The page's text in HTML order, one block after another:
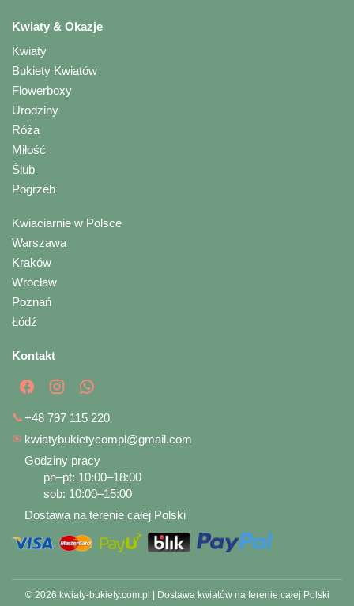
Kwiaty & Okazje
Kwiaty
Bukiety Kwiatów
Flowerboxy
Urodziny
Róża
Miłość
Ślub
Pogrzeb
Kwiaciarnie w Polsce
Warszawa
Kraków
Wrocław
Poznań
Łódź
Kontakt
📞+48 797 115 220
✉ kwiatybukietycompl@gmail.com
Godziny pracy
pn–pt: 10:00–18:00
sob: 10:00–15:00
Dostawa na terenie całej Polski
© 2026 kwiaty-bukiety.com.pl | Dostawa kwiatów na terenie całej Polski